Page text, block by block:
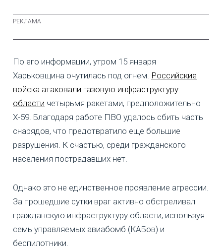
По его информации, утром 15 января
Харьковщина очутилась под огнем. Российские
войска атаковали газовую инфраструктуру
области четырьмя ракетами, предположительно
Х-59. Благодаря работе ПВО удалось сбить часть
снарядов, что предотвратило еще большие
разрушения. К счастью, среди гражданского
населения пострадавших нет.
Однако это не единственное проявление агрессии.
За прошедшие сутки враг активно обстреливал
гражданскую инфраструктуру области, используя
семь управляемых авиабомб (КАБов) и
беспилотники.